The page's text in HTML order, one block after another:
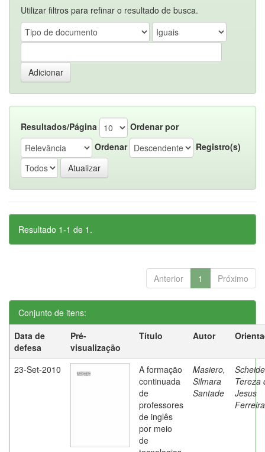
Utilizar filtros para refinar o resultado de busca.
Resultados/Página
Ordenar por
Ordenar
Registro(s)
Resultado 1-1 de 1.
Anterior 1 Próximo
Conjunto de itens:
Data de
defesa
Pré-
visualização
Título Autor
23-Set-2010
A formação
continuada
de
professores
de inglês
por meio
de
Masiero,
Silmara
Santade
Tereza
Jesus
Ferreira